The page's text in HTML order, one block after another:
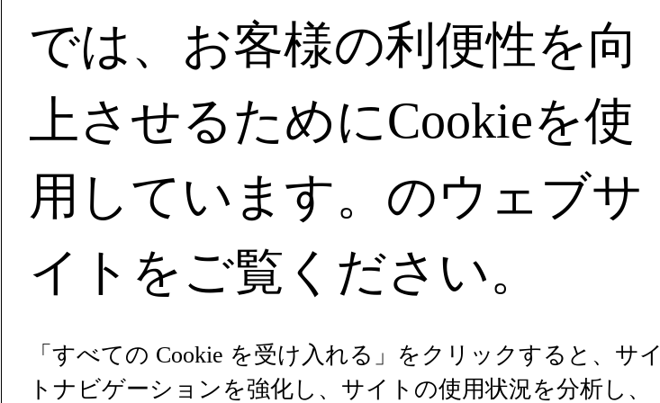
では、お客様の利便性を向
上させるためにCookieを使
用しています。のウェブサ
イトをご覧ください。
「すべての Cookie を受け入れる」をクリックすると、サイ
トナビゲーションを強化し、サイトの使用状況を分析し、